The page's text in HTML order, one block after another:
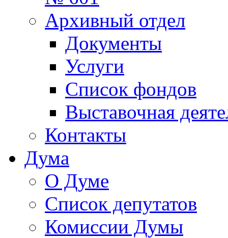
Архивный отдел
Документы
Услуги
Список фондов
Выставочная
Контакты
Дума
О Думе
Список депутатов
Комиссии Думы